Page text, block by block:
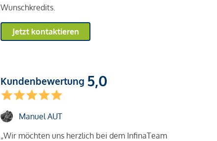
Wunschkredits.
Jetzt kontaktieren
Kundenbewertung 5,0
Manuel AUT
„Wir möchten uns herzlich bei dem InfinaTeam